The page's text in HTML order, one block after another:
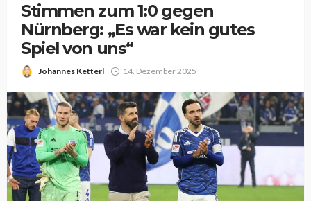
Stimmen zum 1:0 gegen
Nürnberg: „Es war kein gutes
Spiel von uns“
Johannes Ketterl 14. Dezember 2025